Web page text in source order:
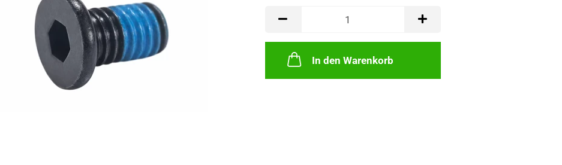
In den Warenkorb